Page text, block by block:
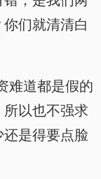
们就清清白
难道都是假的
以也不强求
是得要点脸